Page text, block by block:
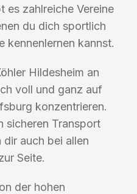
es zahlreiche Vereine
du dich sportlich
kennenlernen kannst.
Hildesheim an
voll und ganz auf
konzentrieren.
sicheren Transport
auch bei allen
Seite.
der hohen